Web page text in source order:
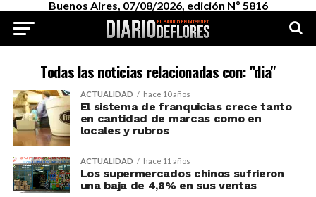
Buenos Aires, 07/08/2026, edición Nº 5816
Todas las noticias relacionadas con: "dia"
ACTUALIDAD hace 10 años
El sistema de franquicias crece tanto
en cantidad de marcas como en
locales y rubros
ACTUALIDAD hace 11 años
Los supermercados chinos sufrieron
una baja de 4,8% en sus ventas